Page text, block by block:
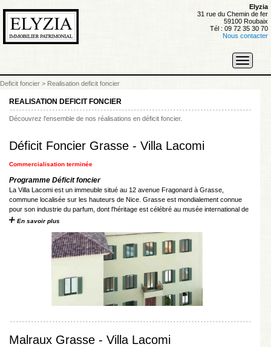
Elyzia
31 rue du Chemin de fer
59100 Roubaix
Tél : 09 72 35 30 70
Nous contacter
Toggle
Deficit foncier > Realisation deficit foncier
REALISATION DEFICIT FONCIER
Découvrez l'ensemble de nos réalisations en déficit foncier.
Déficit Foncier Grasse - Villa Lacomi
Commercialisation terminée
Programme Déficit foncier
La Villa Lacomi est un immeuble situé au 12 avenue Fragonard à Grasse,
commune localisée sur les hauteurs de Nice. Grasse est mondialement connue
pour son industrie du parfum, dont l'héritage est célébré au musée international de
... En savoir plus
Malraux Grasse - Villa Lacomi